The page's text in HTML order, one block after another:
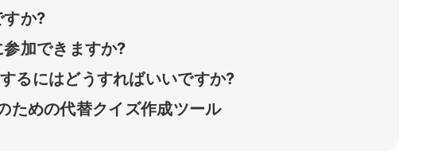
か?
加できますか?
るにはどうすればいいですか?
めの代替クイズ作成ツール